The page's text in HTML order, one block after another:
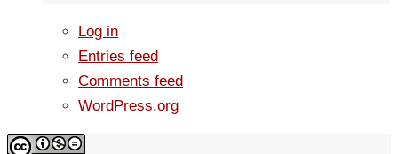
Log in
Entries feed
Comments feed
WordPress.org